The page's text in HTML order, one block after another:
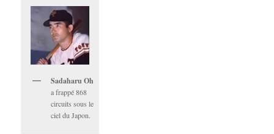
Sadaharu Oh
a frappé 868
circuits sous le
ciel du Japon.